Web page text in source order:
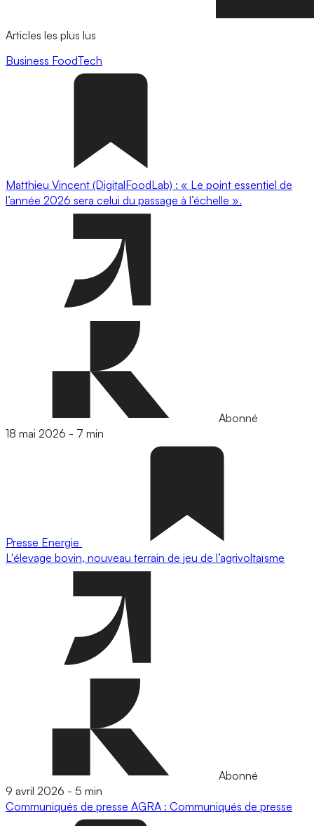
Articles les plus lus
Business FoodTech
Matthieu Vincent (DigitalFoodLab) : « Le point essentiel de
l’année 2026 sera celui du passage à l’échelle ».
Abonné
18 mai 2026 - 7 min
Presse Energie
L'élevage bovin, nouveau terrain de jeu de l’agrivoltaïsme
Abonné
9 avril 2026 - 5 min
Communiqués de presse AGRA : Communiqués de presse